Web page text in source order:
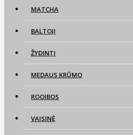
MATCHA
BALTOJI
ŽYDINTI
MEDAUS KRŪMO
ROOIBOS
VAISINĖ